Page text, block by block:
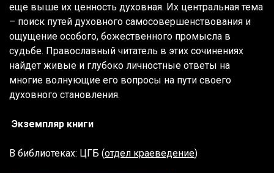
еще выше их ценность духовная. Их центральная тема
– поиск путей духовного самосовершенствования и
ощущение особого, божественного промысла в
судьбе. Православный читатель в этих сочинениях
найдет живые и глубоко личностные ответы на
многие волнующие его вопросы на пути своего
духовного становления.
Экземпляр книги
В библиотеках: ЦГБ (отдел краеведение)